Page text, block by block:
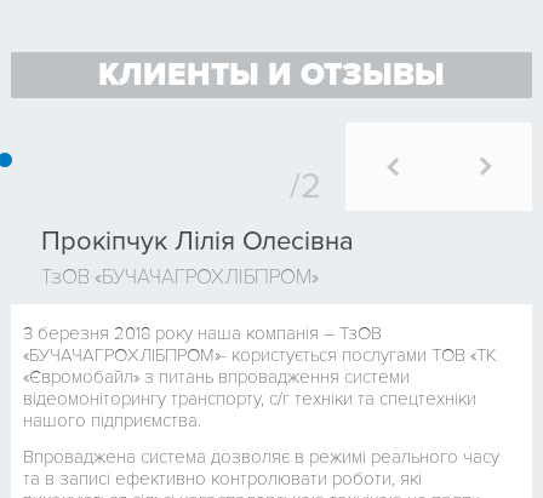
КЛИЕНТЫ И ОТЗЫВЫ
Прокіпчук Лілія Олесівна
ТзОВ «БУЧАЧАГРОХЛІБПРОМ»
З березня 2018 року наша компанія – ТзОВ
«БУЧАЧАГРОХЛІБПРОМ»- користується послугами ТОВ «ТК
«Євромобайл» з питань впровадження системи
відеомоніторингу транспорту, с/г техніки та спецтехніки
нашого підприємства.
Впроваджена система дозволяє в режимі реального часу
та в записі ефективно контролювати роботи, які